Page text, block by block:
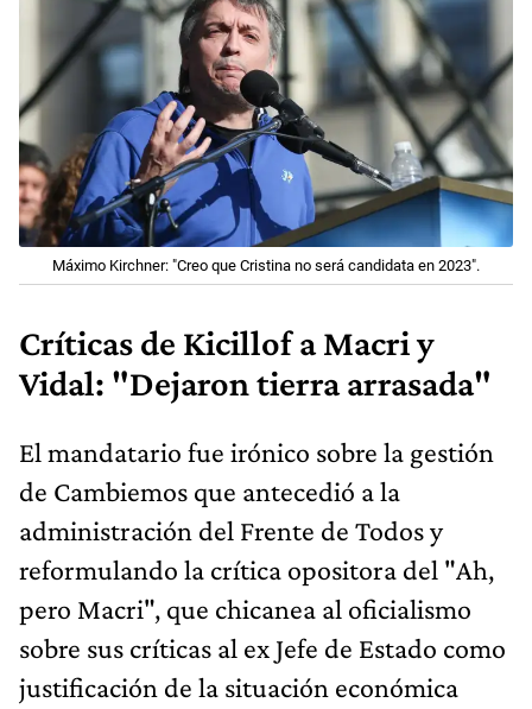
Máximo Kirchner: "Creo que Cristina no será candidata en 2023".
Críticas de Kicillof a Macri y
Vidal: "Dejaron tierra arrasada"
El mandatario fue irónico sobre la gestión
de Cambiemos que antecedió a la
administración del Frente de Todos y
reformulando la crítica opositora del "Ah,
pero Macri", que chicanea al oficialismo
sobre sus críticas al ex Jefe de Estado como
justificación de la situación económica